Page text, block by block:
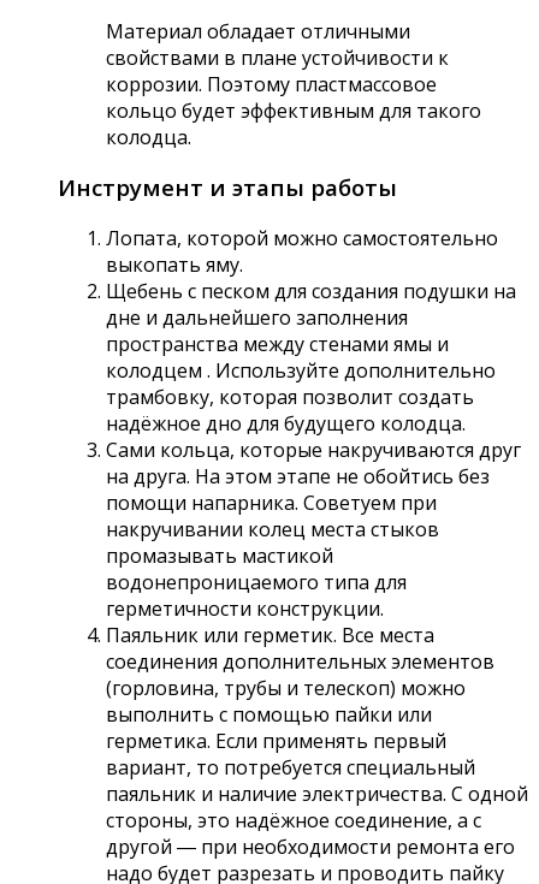
Материал обладает отличными
свойствами в плане устойчивости к
коррозии. Поэтому пластмассовое
кольцо будет эффективным для такого
колодца.
Инструмент и этапы работы
Лопата, которой можно самостоятельно
выкопать яму.
Щебень с песком для создания подушки на
дне и дальнейшего заполнения
пространства между стенами ямы и
колодцем . Используйте дополнительно
трамбовку, которая позволит создать
надёжное дно для будущего колодца.
Сами кольца, которые накручиваются друг
на друга. На этом этапе не обойтись без
помощи напарника. Советуем при
накручивании колец места стыков
промазывать мастикой
водонепроницаемого типа для
герметичности конструкции.
Паяльник или герметик. Все места
соединения дополнительных элементов
(горловина, трубы и телескоп) можно
выполнить с помощью пайки или
герметика. Если применять первый
вариант, то потребуется специальный
паяльник и наличие электричества. С одной
стороны, это надёжное соединение, а с
другой ― при необходимости ремонта его
надо будет разрезать и проводить пайку